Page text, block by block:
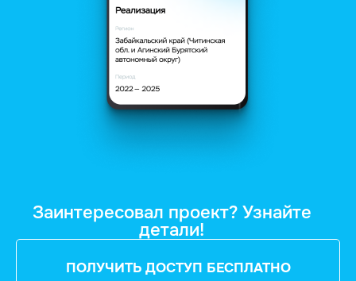
Заинтересовал проект? Узнайте
детали!
ПОЛУЧИТЬ ДОСТУП БЕСПЛАТНО